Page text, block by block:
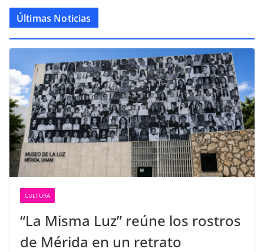
Últimas Noticias
CULTURA
“La Misma Luz” reúne los rostros
de Mérida en un retrato